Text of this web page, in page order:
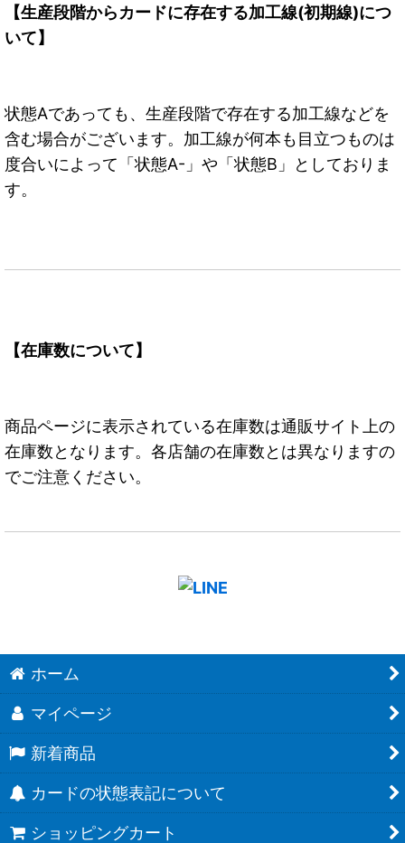
【生産段階からカードに存在する加工線(初期線)につ
いて】
状態Aであっても、生産段階で存在する加工線などを
含む場合がございます。加工線が何本も目立つものは
度合いによって「状態A-」や「状態B」としておりま
す。
【在庫数について】
商品ページに表示されている在庫数は通販サイト上の
在庫数となります。各店舗の在庫数とは異なりますの
でご注意ください。
ホーム
マイページ
新着商品
カードの状態表記について
ショッピングカート